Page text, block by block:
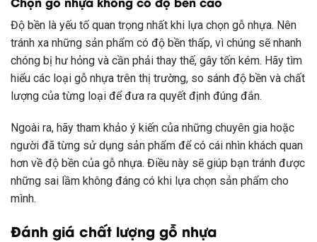
Độ bền là yếu tố quan trọng nhất khi lựa chọn gỗ nhựa. Nên
tránh xa những sản phẩm có độ bền thấp, vì chúng sẽ nhanh
chóng bị hư hỏng và cần phải thay thế, gây tốn kém. Hãy tìm
hiểu các loại gỗ nhựa trên thị trường, so sánh độ bền và chất
lượng của từng loại để đưa ra quyết định đúng đắn.
Ngoài ra, hãy tham khảo ý kiến của những chuyên gia hoặc
người đã từng sử dụng sản phẩm để có cái nhìn khách quan
hơn về độ bền của gỗ nhựa. Điều này sẽ giúp bạn tránh được
những sai lầm không đáng có khi lựa chọn sản phẩm cho
mình.
Đánh giá chất lượng gỗ nhựa